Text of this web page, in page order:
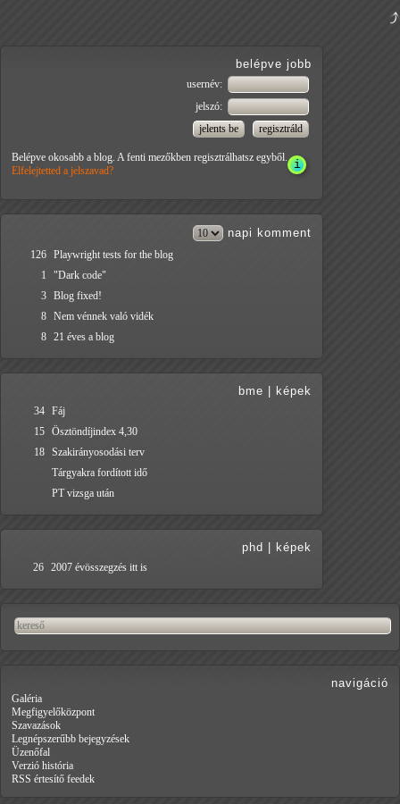
belépve jobb
usernév:
jelszó:
Belépve okosabb a blog. A fenti mezőkben regisztrálhatsz egyből.
Elfelejtetted a jelszavad?
napi komment
126 Playwright tests for the blog
1
"Dark code"
3 Blog fixed!
8 Nem vénnek való vidék
8 21 éves a blog
bme képek
34 Fáj
15 Ösztöndíjindex 4,30
18 Szakirányosodási terv
Tárgyakra fordított idő
PT vizsga után
phd képek
26 2007 évösszegzés itt is
navigáció
Galéria
Megfigyelőközpont
Szavazások
Legnépszerűbb bejegyzések
Üzenőfal
Verzió história
RSS értesítő feedek